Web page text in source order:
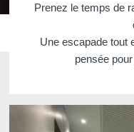
Prenez le temps de
Une escapade tout
pensée
Martin's
Bruges, 3*